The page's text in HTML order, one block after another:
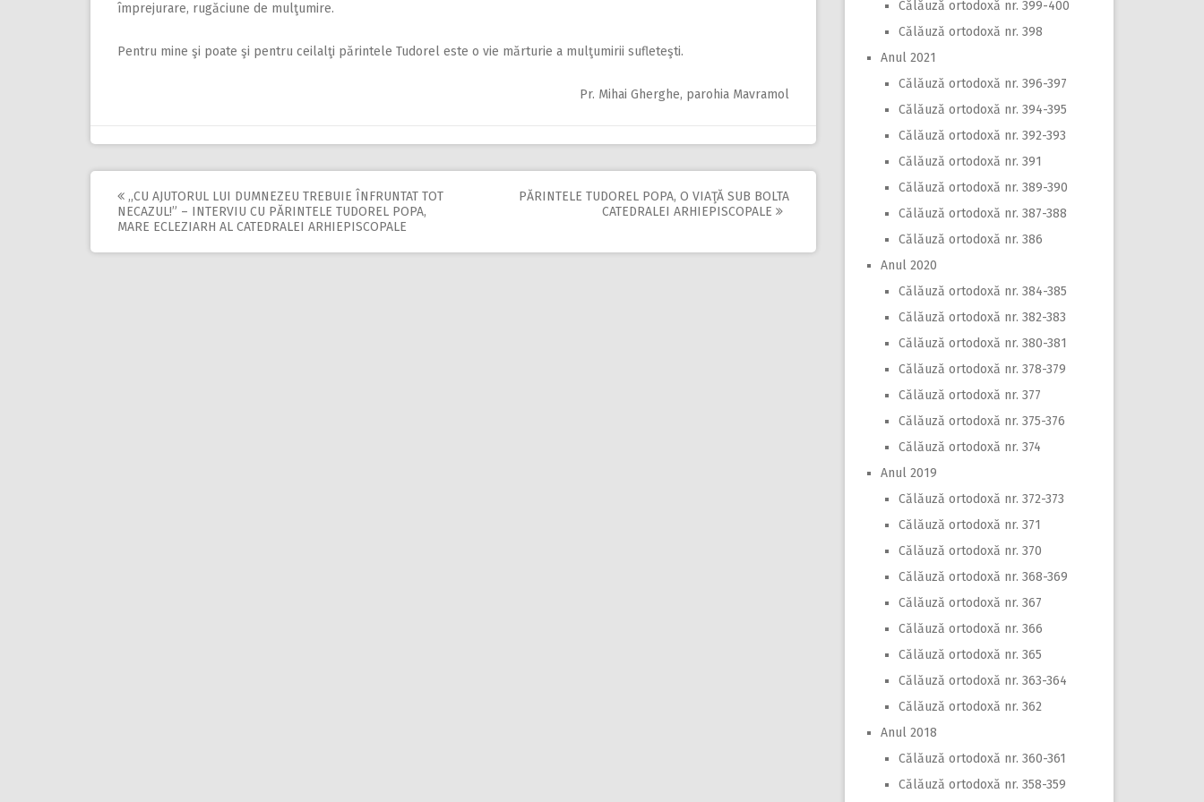
împrejurare, rugăciune de mulţumire.
Pentru mine şi poate şi pentru ceilalţi părintele Tudorel este o vie mărturie a mulţumirii sufleteşti.
Pr. Mihai Gherghe, parohia Mavramol
Post
navigation
,,CU AJUTORUL LUI DUMNEZEU TREBUIE ÎNFRUNTAT TOT
NECAZUL!” – INTERVIU CU PĂRINTELE TUDOREL POPA,
MARE ECLEZIARH AL CATEDRALEI ARHIEPISCOPALE
PĂRINTELE TUDOREL POPA, O VIAŢĂ SUB BOLTA
CATEDRALEI ARHIEPISCOPALE
Călăuză ortodoxă nr. 399-400
Călăuză ortodoxă nr. 398
Anul 2021
Călăuză ortodoxă nr. 396-397
Călăuză ortodoxă nr. 394-395
Călăuză ortodoxă nr. 392-393
Călăuză ortodoxă nr. 391
Călăuză ortodoxă nr. 389-390
Călăuză ortodoxă nr. 387-388
Călăuză ortodoxă nr. 386
Anul 2020
Călăuză ortodoxă nr. 384-385
Călăuză ortodoxă nr. 382-383
Călăuză ortodoxă nr. 380-381
Călăuză ortodoxă nr. 378-379
Călăuză ortodoxă nr. 377
Călăuză ortodoxă nr. 375-376
Călăuză ortodoxă nr. 374
Anul 2019
Călăuză ortodoxă nr. 372-373
Călăuză ortodoxă nr. 371
Călăuză ortodoxă nr. 370
Călăuză ortodoxă nr. 368-369
Călăuză ortodoxă nr. 367
Călăuză ortodoxă nr. 366
Călăuză ortodoxă nr. 365
Călăuză ortodoxă nr. 363-364
Călăuză ortodoxă nr. 362
Anul 2018
Călăuză ortodoxă nr. 360-361
Călăuză ortodoxă nr. 358-359